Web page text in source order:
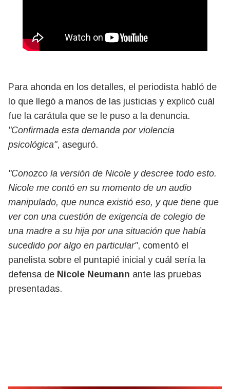
Para ahonda en los detalles, el periodista habló de
lo que llegó a manos de las justicias y explicó cuál
fue la carátula que se le puso a la denuncia.
"Confirmada esta demanda por violencia
psicológica", aseguró.
"Conozco la versión de Nicole y descree todo esto.
Nicole me contó en su momento de un audio
manipulado, que nunca existió eso, y que tiene que
ver con una cuestión de exigencia de colegio de
una madre a su hija por una situación que había
sucedido por algo en particular", comentó el
panelista sobre el puntapié inicial y cuál sería la
defensa de Nicole Neumann ante las pruebas
presentadas.